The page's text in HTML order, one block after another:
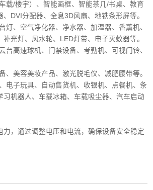
载/楼宇）、智能画框、智能茶几/书桌、教育
DVI分配器、全息3D风扇、地铁条形屏等。
灯、空气净化器、净水器、加温器、香薰机、
光灯、风水轮、LED灯带、电子灭蚊器等。
台高速球机、门禁设备、考勤机、可视门铃、
、美容美妆产品、激光脱毛仪、减肥腰带等。
电子玩具、自动售货机、收银机、点餐机、条
习机器人、车载冰箱、车载吸尘器、汽车启动
力，通过调整电压和电流，确保设备安全稳定